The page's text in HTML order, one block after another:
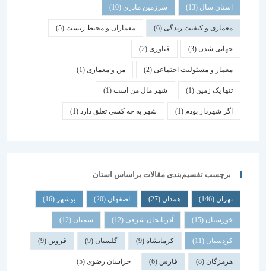
استان سال(13) سرزمین مادری(10)
معماری و کیفیت زندگی(6) معماران و محیط زیست(5)
جهانی شدن(3) فناوری (2)
معمار و مسئولیت اجتماعی (2) من و معماری (1)
تنها یک زمین(1) شهر مال من است(1)
اگر شهردار بودم (1) شهر به چه کسی تعلق دارد(1)
برچسب تقسیم‌بندی مقالات براساس استان
همدان اصفهان (20) بوشهر
خوزستان(15) آذربایجان شرقی(12) سمنان (12)
کردستان(11) کرمانشاه(9) گلستان (9) قزوین
هرمزگان(8) فارس خراسان رضوی(5)